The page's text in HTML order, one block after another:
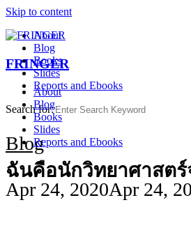
Skip to content
FRINGER
About
Blog
Books
Slides
Reports and Ebooks
About
Blog
Books
Slides
Reports and Ebooks
Search for:
Blog
ฉันคือนักวิทยาศาสตร์
Apr 24, 2020Apr 24,